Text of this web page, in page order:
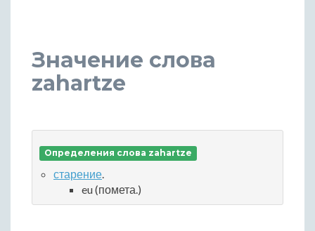
Значение слова
zahartze
Определения слова zahartze
старение.
eu (помета.)